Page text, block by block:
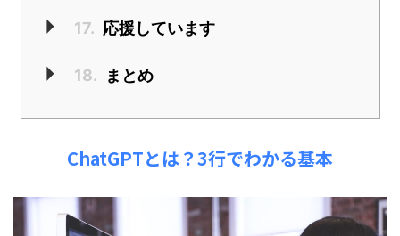
17. 応援しています
18. まとめ
ChatGPTとは？3行でわかる基本